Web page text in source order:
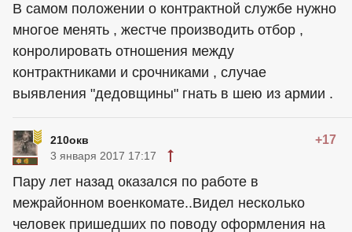
В самом положении о контрактной службе нужно
многое менять , жестче производить отбор ,
конролировать отношения между
контрактниками и срочниками , случае
выявления "дедовщины" гнать в шею из армии .
210окв +17
3 января 2017 17:17
Пару лет назад оказался по работе в
межрайонном военкомате..Видел несколько
человек пришедших по поводу оформления на